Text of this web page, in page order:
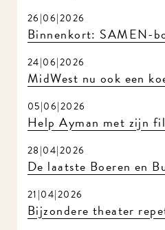
26|06|2026
Binnenkort: SAMEN-
24|06|2026
MidWest nu ook een
05|06|2026
Help Ayman met zijn
28|04|2026
De laatste Boeren en
21|04|2026
Bijzondere theater